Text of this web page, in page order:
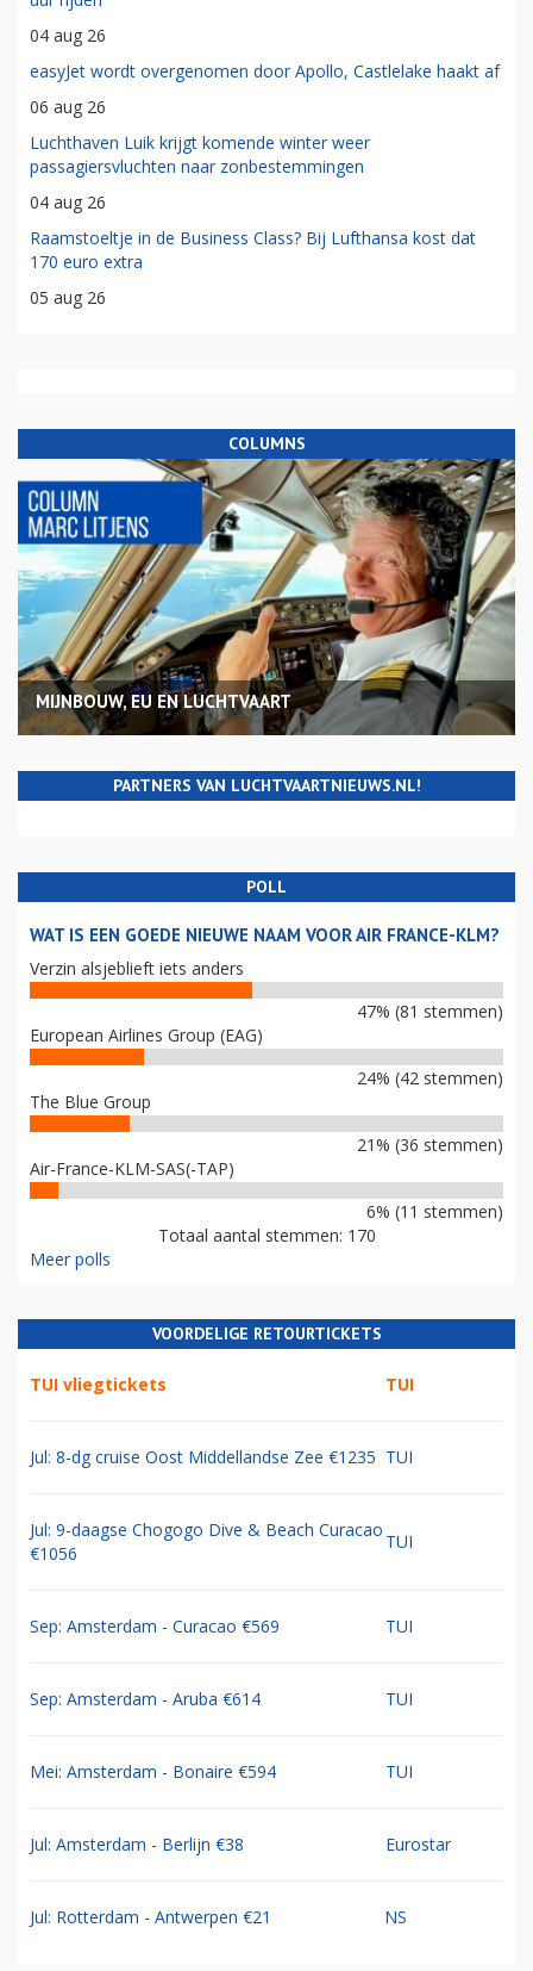
04 aug 26
easyJet wordt overgenomen door Apollo, Castlelake haakt af
06 aug 26
Luchthaven Luik krijgt komende winter weer
passagiersvluchten naar zonbestemmingen
04 aug 26
Raamstoeltje in de Business Class? Bij Lufthansa kost dat
170 euro extra
05 aug 26
COLUMNS
MIJNBOUW, EU EN LUCHTVAART
PARTNERS VAN LUCHTVAARTNIEUWS.NL!
POLL
WAT IS EEN GOEDE NIEUWE NAAM VOOR AIR FRANCE-KLM?
Verzin alsjeblieft iets anders
47% (81 stemmen)
European Airlines Group (EAG)
24% (42 stemmen)
The Blue Group
21% (36 stemmen)
Air-France-KLM-SAS(-TAP)
6% (11 stemmen)
Totaal aantal stemmen: 170
Meer polls
VOORDELIGE RETOURTICKETS
TUI vliegtickets TUI
Jul: 8-dg cruise Oost Middellandse Zee €1235 TUI
Jul: 9-daagse Chogogo Dive & Beach Curacao
€1056
TUI
Sep: Amsterdam - Curacao €569 TUI
Sep: Amsterdam - Aruba €614 TUI
Mei: Amsterdam - Bonaire €594 TUI
Jul: Amsterdam - Berlijn €38 Eurostar
Jul: Rotterdam - Antwerpen €21 NS